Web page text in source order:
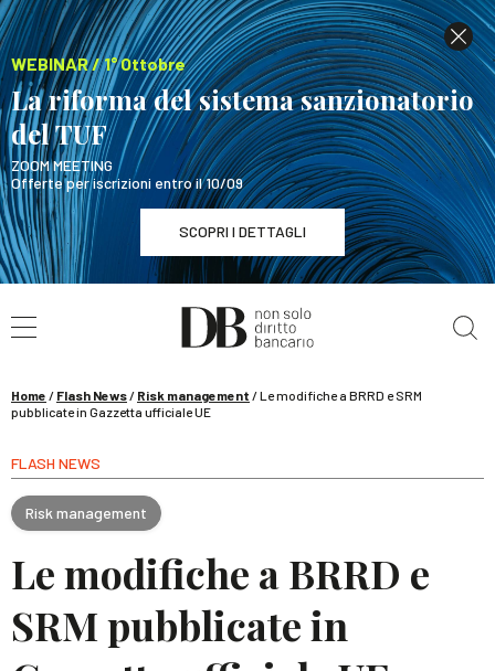
WEBINAR / 1° Ottobre
La riforma del sistema sanzionatorio
del TUF
ZOOM MEETING
Offerte per iscrizioni entro il 10/09
SCOPRI I DETTAGLI
WEBINAR / 1° Ottobre
La riforma del sistema sanzionatorio del TUF
Home / Flash News/ Risk management /Le modifiche a BRRD e SRM
pubblicate in Gazzetta ufficiale UE
FLASH NEWS
Risk management
Le modifiche a BRRD e
SRM pubblicate in